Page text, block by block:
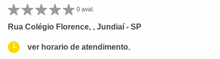
0 aval.
Rua Colégio Florence, , Jundiaí - SP
ver horario de atendimento.